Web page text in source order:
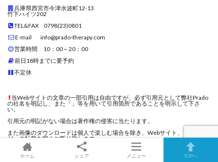
兵庫県西宮市今津水波町12-13
竹下ハイツ202
TEL&FAX 0798(23)0801
E-mail info@prado-therapy.com
営業時間 10：00～20：00
前日18時までに要予約
不定休
当Webサイトの文章の一部引用は自由ですが、必ず引用元として弊社Prado
の社名を明記し、また「」等を用いて引用箇所であることを明示して下さ
い。
引用元の明記がない場合は著作権の侵害に当たります。
また画像のダウンロードは個人で楽しむ場合を除き、Webサイト、ブログな
どへの転載を固くお断り致します。
弊社への電話、メール、訪問等のセールスは固くお断りいたします。
ホーム シェア メニュー TOPへ